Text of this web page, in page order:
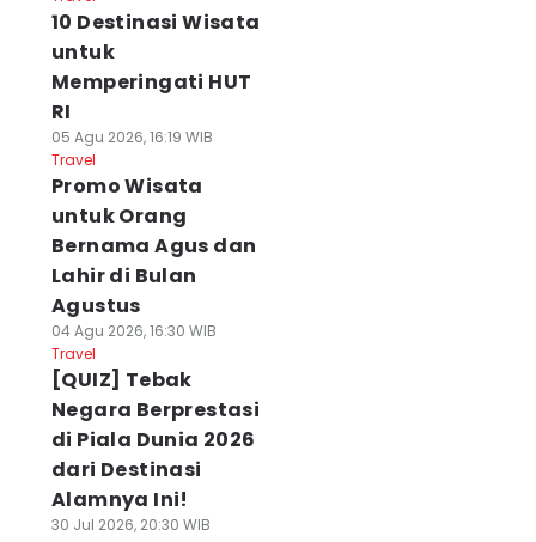
10 Destinasi Wisata
untuk
Memperingati HUT
RI
05 Agu 2026, 16:19 WIB
Travel
Promo Wisata
untuk Orang
Bernama Agus dan
Lahir di Bulan
Agustus
04 Agu 2026, 16:30 WIB
Travel
[QUIZ] Tebak
Negara Berprestasi
di Piala Dunia 2026
dari Destinasi
Alamnya Ini!
30 Jul 2026, 20:30 WIB